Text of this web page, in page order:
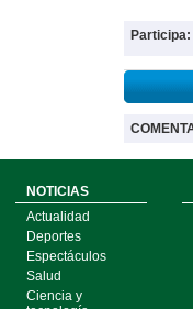
Participa:
NOTICIAS
Actualidad
Deportes
Espectáculos
Salud
Ciencia y